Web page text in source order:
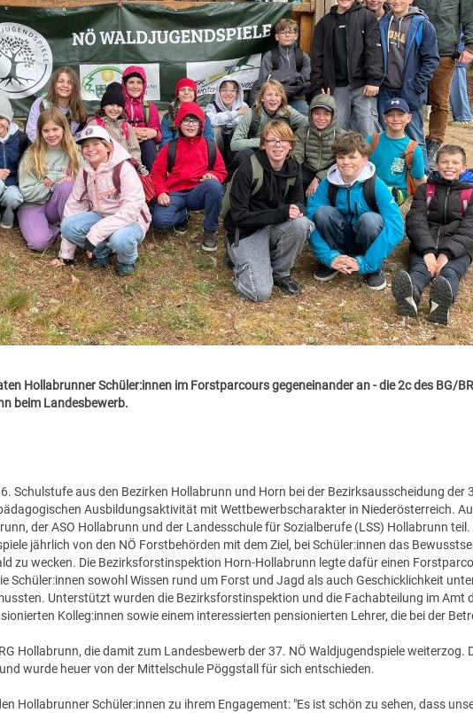
Hollabrunner Schüler:innen im Forstparcours gegeneinander an - die 2c des BG/
beim Landesbewerb.
Schulstufe aus den Bezirken Hollabrunn und Horn bei der Bezirksausscheidung der
Ausbildungsaktivität mit Wettbewerbscharakter in Niederösterreich.
der ASO Hollabrunn und der Landesschule für Sozialberufe (LSS) Hollabrunn teil.
jährlich von den NÖ Forstbehörden mit dem Ziel, bei Schüler:innen das
zu wecken. Die Bezirksforstinspektion Horn-Hollabrunn legte dafür einen
Schüler:innen sowohl Wissen rund um Forst und Jagd als auch Geschicklichkeit
Unterstützt wurden die Bezirksforstinspektion und die Fachabteilung im Amt
Kolleg:innen sowie einem interessierten pensionierten Lehrer, die bei der
Hollabrunn, die damit zum Landesbewerb der 37. NÖ Waldjugendspiele weiterzog.
wurde heuer von der Mittelschule Pöggstall für sich entschieden.
Hollabrunner Schüler:innen zu ihrem Engagement: "Es ist schön zu sehen, dass